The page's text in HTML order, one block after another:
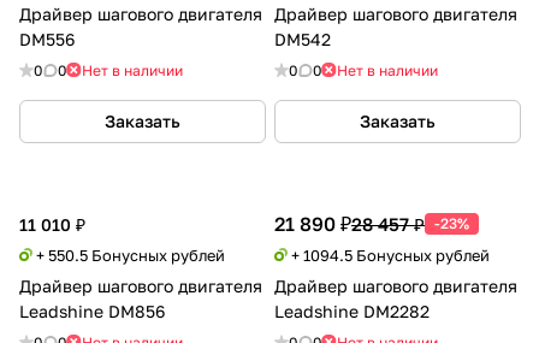
Драйвер шагового двигателя
DM556
0 0 Нет в наличии
Заказать
Драйвер шагового двигателя
DM542
0 0 Нет в наличии
Заказать
11 010 ₽
+ 550.5 Бонусных рублей
Драйвер шагового двигателя
Leadshine DM856
21 890 ₽28 457 ₽ -23%
+ 1094.5 Бонусных рублей
Драйвер шагового двигателя
Leadshine DM2282